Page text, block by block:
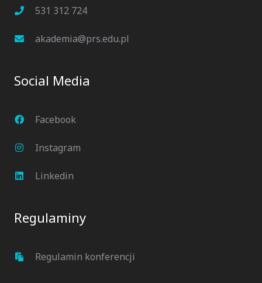
531 312 724
akademia@prs.edu.pl
Social Media
Facebook
Instagram
Linkedin
Regulaminy
Regulamin konferencji